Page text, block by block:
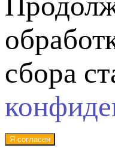
сбора
Я согласен